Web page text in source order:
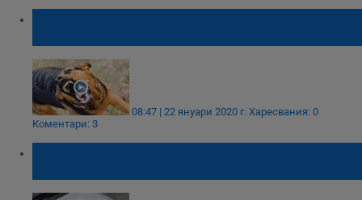
08:47 | 22 януари 2020 г. Харесвания: 0
Коментари: 3